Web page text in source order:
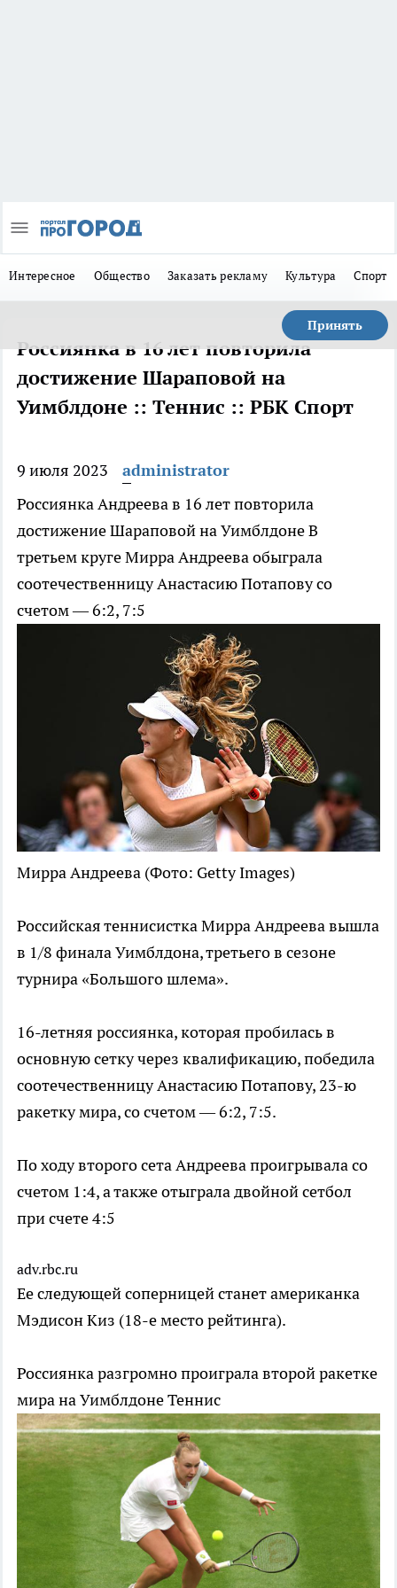
Интересное Общество Заказать рекламу Культура Спорт
Принять
Россиянка в 16 лет повторила
достижение Шараповой на
Уимблдоне :: Теннис :: РБК Спорт
9 июля 2023
administrator
Россиянка Андреева в 16 лет повторила
достижение Шараповой на УимблдонеВ
третьем круге Мирра Андреева обыграла
соотечественницу Анастасию Потапову со
счетом — 6:2, 7:5
Мирра Андреева (Фото: Getty Images)
Российская теннисистка Мирра Андреева вышла
в 1/8 финала Уимблдона, третьего в сезоне
турнира «Большого шлема».
16-летняя россиянка, которая пробилась в
основную сетку через квалификацию, победила
соотечественницу Анастасию Потапову, 23-ю
ракетку мира, со счетом — 6:2, 7:5.
По ходу второго сета Андреева проигрывала со
счетом 1:4, а также отыграла двойной сетбол
при счете 4:5
adv.rbc.ru
Ее следующей соперницей станет американка
Мэдисон Киз (18-е место рейтинга).
Россиянка разгромно проиграла второй ракетке
мира на УимблдонеТеннис